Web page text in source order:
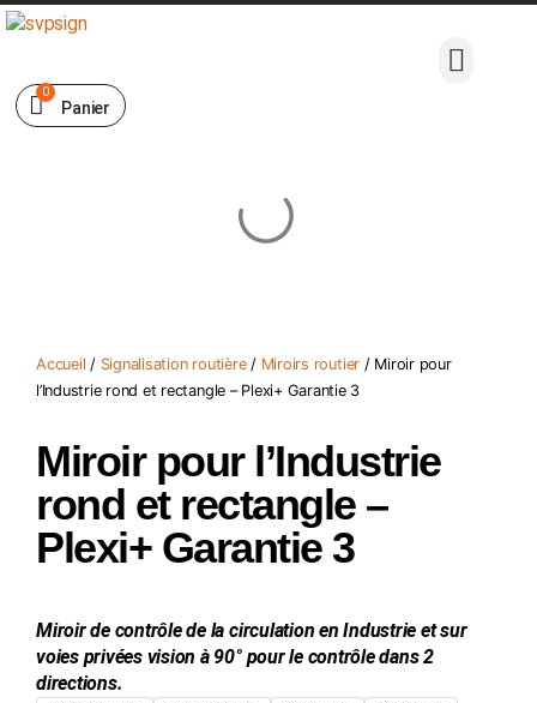
Panier
0
Accueil / Signalisation routière/ Miroirs routier / Miroir pour
l’Industrie rond et rectangle – Plexi+ Garantie 3
Miroir pour l’Industrie
rond et rectangle –
Plexi+ Garantie 3
Miroir de contrôle de la circulation en Industrie et sur
voies privées vision à 90° pour le contrôle dans 2
directions.